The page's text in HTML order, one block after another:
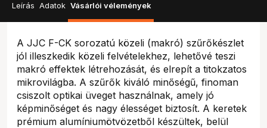
Leírás Adatok Vásárlói vélemények
A JJC F-CK sorozatú közeli (makró) szűrőkészlet
jól illeszkedik közeli felvételekhez, lehetővé teszi
makró effektek létrehozását, és elrepít a titokzatos
mikrovilágba. A szűrők kiváló minőségű, finoman
csiszolt optikai üveget használnak, amely jó
képminőséget és nagy élességet biztosít. A keretek
prémium alumíniumötvözetből készültek, belül